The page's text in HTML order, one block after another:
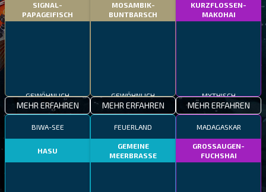
SIGNAL-
PAPAGEIFISCH
GEWÖHNLICH
MEHR ERFAHREN
MOSAMBIK-
BUNTBARSCH
GEWÖHNLICH
MEHR ERFAHREN
KURZFLOSSEN-
MAKOHAI
MYTHISCH
MEHR ERFAHREN
BIWA-SEE
HASU
FEUERLAND
GEMEINE
MEERBRASSE
MADAGASKAR
GROSSAUGEN-
FUCHSHAI